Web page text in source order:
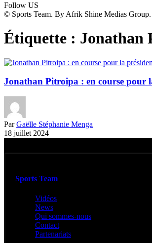
Follow US
© Sports Team. By Afrik Shine Medias Group.
Étiquette : Jonathan
Jonathan Pitroipa : en course pour
Par Gaëlle Stéphanie Menga
18 juillet 2024
Sports Team
Vidéos
News
Qui sommes-nous
Contact
Partenariats